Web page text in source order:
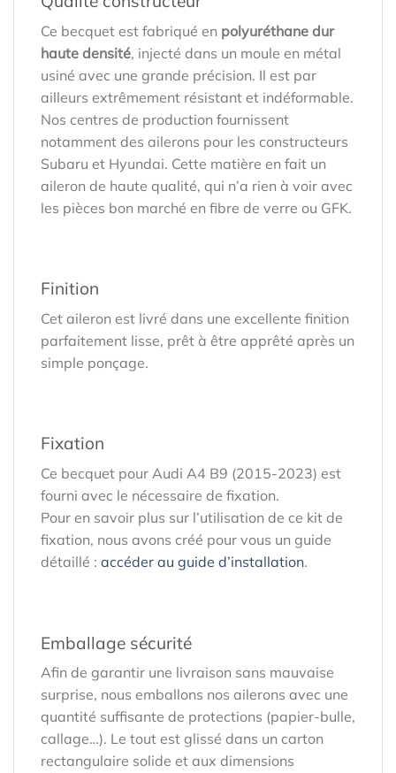
Ce becquet est fabriqué en polyuréthane dur
haute densité, injecté dans un moule en métal
usiné avec une grande précision. Il est par
ailleurs extrêmement résistant et indéformable.
Nos centres de production fournissent
notamment des ailerons pour les constructeurs
Subaru et Hyundai. Cette matière en fait un
aileron de haute qualité, qui n’a rien à voir avec
les pièces bon marché en fibre de verre ou GFK.
Finition
Cet aileron est livré dans une excellente finition
parfaitement lisse, prêt à être apprêté après un
simple ponçage.
Fixation
Ce becquet pour Audi A4 B9 (2015-2023) est
fourni avec le nécessaire de fixation.
Pour en savoir plus sur l’utilisation de ce kit de
fixation, nous avons créé pour vous un guide
détaillé : accéder au guide d’installation.
Emballage sécurité
Afin de garantir une livraison sans mauvaise
surprise, nous emballons nos ailerons avec une
quantité suffisante de protections (papier-bulle,
callage…). Le tout est glissé dans un carton
rectangulaire solide et aux dimensions